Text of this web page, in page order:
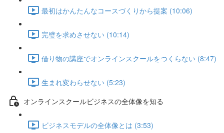
最初はかんたんなコースづくりから提案 (10:06)
完璧を求めさせない (10:14)
借り物の講座でオンラインスクールをつくらない (8:47)
生まれ変わらせない (5:23)
オンラインスクールビジネスの全体像を知る
ビジネスモデルの全体像とは (3:53)